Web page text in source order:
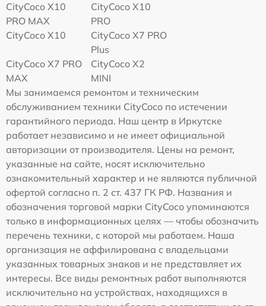
CityCoco X10
PRO MAX
CityCoco X10
PRO
CityCoco X10
CityCoco X7 PRO
Plus
CityCoco X7 PRO
MAX
CityCoco X2
MINI
Мы занимаемся ремонтом и техническим
обслуживанием техники CityCoco по истечении
гарантийного периода. Наш центр в Иркутске
работает независимо и не имеет официальной
авторизации от производителя. Цены на ремонт,
указанные на сайте, носят исключительно
ознакомительный характер и не являются публичной
офертой согласно п. 2 ст. 437 ГК РФ. Названия и
обозначения торговой марки CityCoco упоминаются
только в информационных целях — чтобы обозначить
перечень техники, с которой мы работаем. Наша
организация не аффилирована с владельцами
указанных товарных знаков и не представляет их
интересы. Все виды ремонтных работ выполняются
исключительно на устройствах, находящихся в